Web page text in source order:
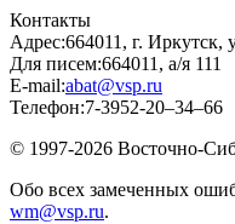
Контакты
Адрес:664011, г. Иркутск,
Для писем:664011, а/я 111
E-mail:abat@vsp.ru
Телефон:7-3952-20–34–66
© 1997-2026 Восточно-
Обо всех замеченных
wm@vsp.ru.